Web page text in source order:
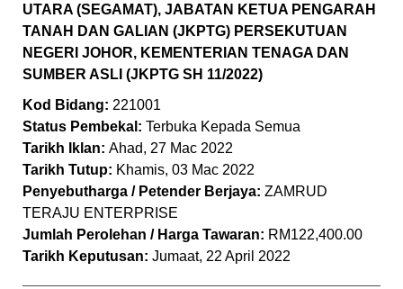
UTARA (SEGAMAT), JABATAN KETUA PENGARAH
TANAH DAN GALIAN (JKPTG) PERSEKUTUAN
NEGERI JOHOR, KEMENTERIAN TENAGA DAN
SUMBER ASLI (JKPTG SH 11/2022)
Kod Bidang: 221001
Status Pembekal: Terbuka Kepada Semua
Tarikh Iklan: Ahad, 27 Mac 2022
Tarikh Tutup: Khamis, 03 Mac 2022
Penyebutharga / Petender Berjaya: ZAMRUD
TERAJU ENTERPRISE
Jumlah Perolehan / Harga Tawaran: RM122,400.00
Tarikh Keputusan: Jumaat, 22 April 2022